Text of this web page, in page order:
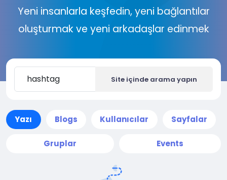
Yeni insanlarla keşfedin, yeni bağlantılar
oluşturmak ve yeni arkadaşlar edinmek
Site içinde arama yapın
Yazı Blogs Kullanıcılar Sayfalar
Gruplar Events